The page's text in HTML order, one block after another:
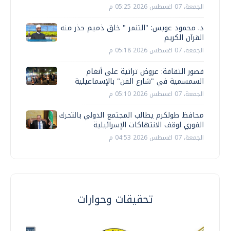
الجمعة، 07 اغسطس 2026 05:25 م
د. محمود عويس: "التنمر " خلق ذميم حذر منه
القرآن الكريم
الجمعة، 07 اغسطس 2026 05:18 م
قصور الثقافة: عروض تراثية على أنغام
السمسمية في "شارع الفن" بالإسماعيلية
الجمعة، 07 اغسطس 2026 05:10 م
محافظ طولكرم يطالب المجتمع الدولي بالتحرك
الفوري لوقف الانتهاكات الإسرائيلية
الجمعة، 07 اغسطس 2026 04:53 م
تحقيقات وحوارات